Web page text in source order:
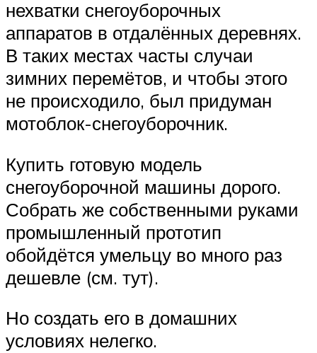
нехватки снегоуборочных
аппаратов в отдалённых деревнях.
В таких местах часты случаи
зимних перемётов, и чтобы этого
не происходило, был придуман
мотоблок-снегоуборочник.
Купить готовую модель
снегоуборочной машины дорого.
Собрать же собственными руками
промышленный прототип
обойдётся умельцу во много раз
дешевле (см. тут).
Но создать его в домашних
условиях нелегко.